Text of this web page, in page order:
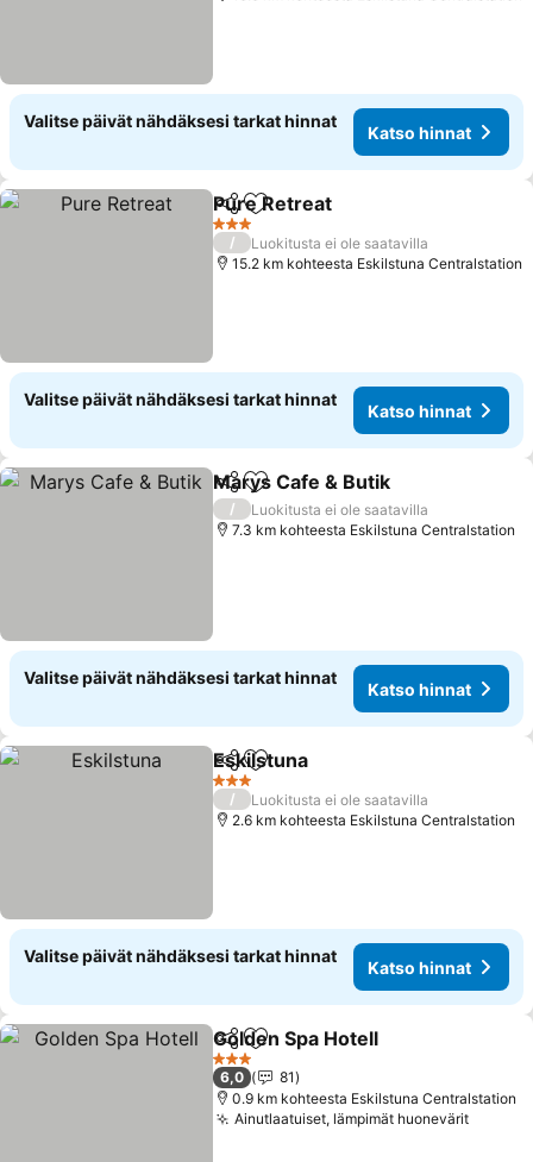
Valitse päivät nähdäksesi tarkat hinnat
Katso hinnat
Jaa Lisää suosikkeihin
Pure Retreat
3 Tähtiluokitus
/
Luokitusta ei ole saatavilla
15.2 km kohteesta Eskilstuna Centralstation
Valitse päivät nähdäksesi tarkat hinnat
Katso hinnat
Jaa Lisää suosikkeihin
Marys Cafe & Butik
/
Luokitusta ei ole saatavilla
7.3 km kohteesta Eskilstuna Centralstation
Valitse päivät nähdäksesi tarkat hinnat
Katso hinnat
Jaa Lisää suosikkeihin
Eskilstuna
3 Tähtiluokitus
/
Luokitusta ei ole saatavilla
2.6 km kohteesta Eskilstuna Centralstation
Valitse päivät nähdäksesi tarkat hinnat
Katso hinnat
Jaa Lisää suosikkeihin
Golden Spa Hotell
3 Tähtiluokitus
6,0
81
0.9 km kohteesta Eskilstuna Centralstation
Ainutlaatuiset, lämpimät huoneväritKatso